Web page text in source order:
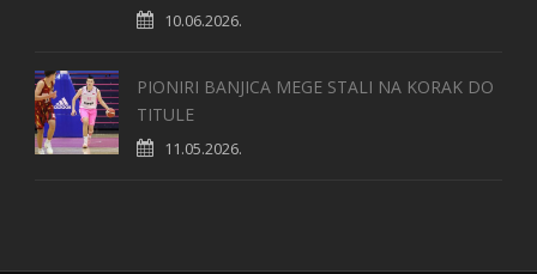
10.06.2026.
PIONIRI BANJICA MEGE STALI NA KORAK DO
TITULE
11.05.2026.